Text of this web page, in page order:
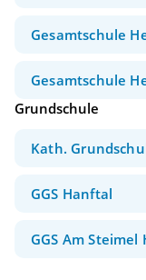
Gesamtschule
Gesamtschule
Grundschule
Kath.
GGS Hanftal
GGS Am